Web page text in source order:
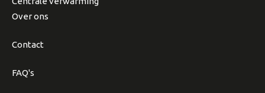
Over ons
Contact
FAQ's